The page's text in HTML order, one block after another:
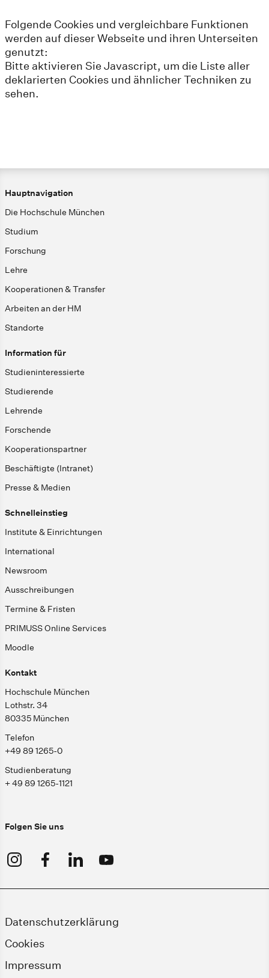
Folgende Cookies und vergleichbare Funktionen
werden auf dieser Webseite und ihren Unterseiten
genutzt:
Bitte aktivieren Sie Javascript, um die Liste aller
deklarierten Cookies und ähnlicher Techniken zu
sehen.
Hauptnavigation
Die Hochschule München
Studium
Forschung
Lehre
Kooperationen & Transfer
Arbeiten an der HM
Standorte
Information für
Studieninteressierte
Studierende
Lehrende
Forschende
Kooperationspartner
Beschäftigte (Intranet)
Presse & Medien
Schnelleinstieg
Institute & Einrichtungen
International
Newsroom
Ausschreibungen
Termine & Fristen
PRIMUSS Online Services
Moodle
Kontakt
Hochschule München
Lothstr. 34
80335 München
Telefon
+49 89 1265-0
Studienberatung
+ 49 89 1265-1121
Folgen Sie uns
Datenschutzerklärung
Cookies
Impressum